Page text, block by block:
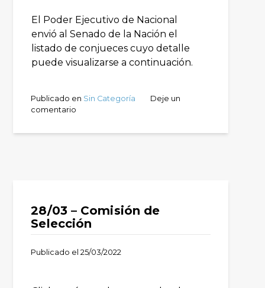
El Poder Ejecutivo de Nacional
envió al Senado de la Nación el
listado de conjueces cuyo detalle
puede visualizarse a continuación.
Publicado en Sin Categoría
Deje un
comentario
28/03 – Comisión de
Selección
Publicado el25/03/2022